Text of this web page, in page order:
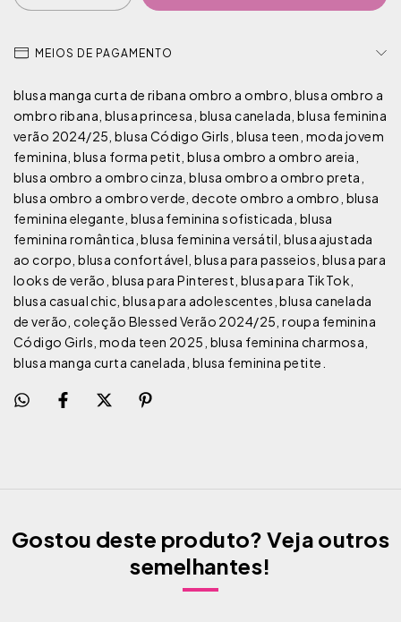
MEIOS DE PAGAMENTO
blusa manga curta de ribana ombro a ombro, blusa ombro a
ombro ribana, blusa princesa, blusa canelada, blusa feminina
verão 2024/25, blusa Código Girls, blusa teen, moda jovem
feminina, blusa forma petit, blusa ombro a ombro areia,
blusa ombro a ombro cinza, blusa ombro a ombro preta,
blusa ombro a ombro verde, decote ombro a ombro, blusa
feminina elegante, blusa feminina sofisticada, blusa
feminina romântica, blusa feminina versátil, blusa ajustada
ao corpo, blusa confortável, blusa para passeios, blusa para
looks de verão, blusa para Pinterest, blusa para TikTok,
blusa casual chic, blusa para adolescentes, blusa canelada
de verão, coleção Blessed Verão 2024/25, roupa feminina
Código Girls, moda teen 2025, blusa feminina charmosa,
blusa manga curta canelada, blusa feminina petite.
Gostou deste produto? Veja outros
semelhantes!